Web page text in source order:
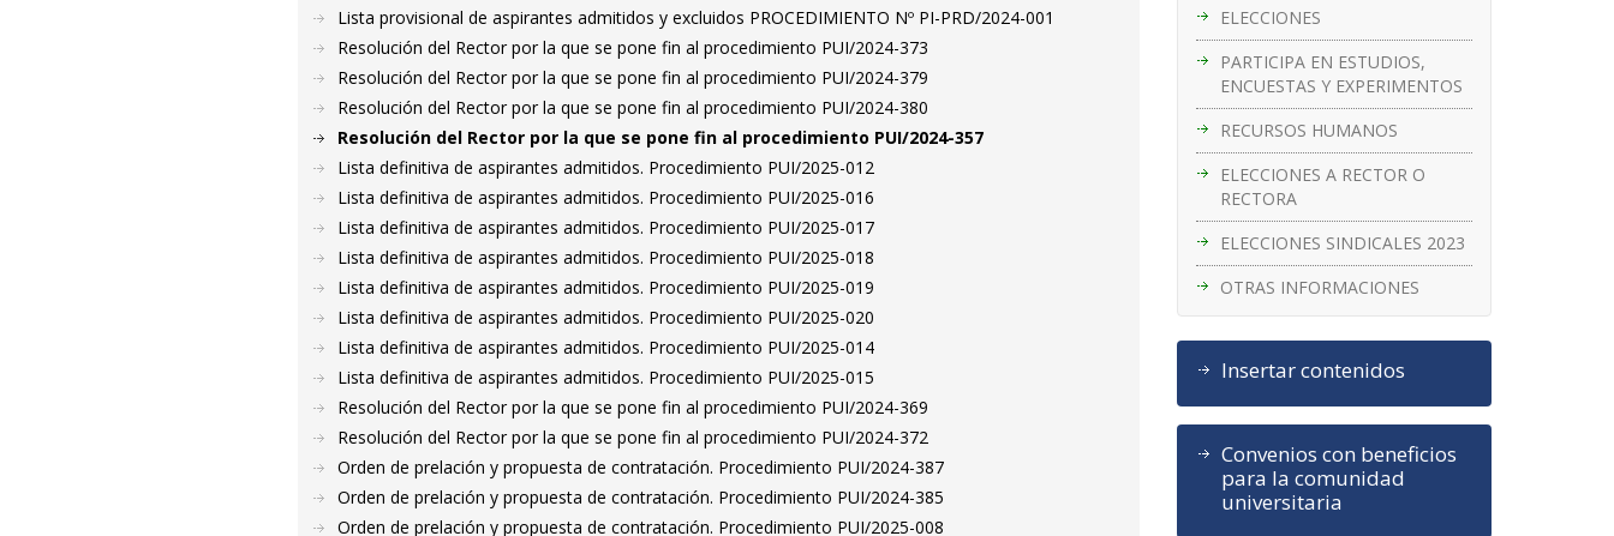
ELECCIONES
PARTICIPA EN ESTUDIOS,
ENCUESTAS Y EXPERIMENTOS
RECURSOS HUMANOS
ELECCIONES A RECTOR O
RECTORA
ELECCIONES SINDICALES 2023
OTRAS INFORMACIONES
Insertar contenidos
Convenios con beneficios
para la comunidad
universitaria
Lista provisional de aspirantes admitidos y excluidos PROCEDIMIENTO Nº PI-PRD/2024-001
Resolución del Rector por la que se pone fin al procedimiento PUI/2024-373
Resolución del Rector por la que se pone fin al procedimiento PUI/2024-379
Resolución del Rector por la que se pone fin al procedimiento PUI/2024-380
Resolución del Rector por la que se pone fin al procedimiento PUI/2024-357
Lista definitiva de aspirantes admitidos. Procedimiento PUI/2025-012
Lista definitiva de aspirantes admitidos. Procedimiento PUI/2025-016
Lista definitiva de aspirantes admitidos. Procedimiento PUI/2025-017
Lista definitiva de aspirantes admitidos. Procedimiento PUI/2025-018
Lista definitiva de aspirantes admitidos. Procedimiento PUI/2025-019
Lista definitiva de aspirantes admitidos. Procedimiento PUI/2025-020
Lista definitiva de aspirantes admitidos. Procedimiento PUI/2025-014
Lista definitiva de aspirantes admitidos. Procedimiento PUI/2025-015
Resolución del Rector por la que se pone fin al procedimiento PUI/2024-369
Resolución del Rector por la que se pone fin al procedimiento PUI/2024-372
Orden de prelación y propuesta de contratación. Procedimiento PUI/2024-387
Orden de prelación y propuesta de contratación. Procedimiento PUI/2024-385
Orden de prelación y propuesta de contratación. Procedimiento PUI/2025-008